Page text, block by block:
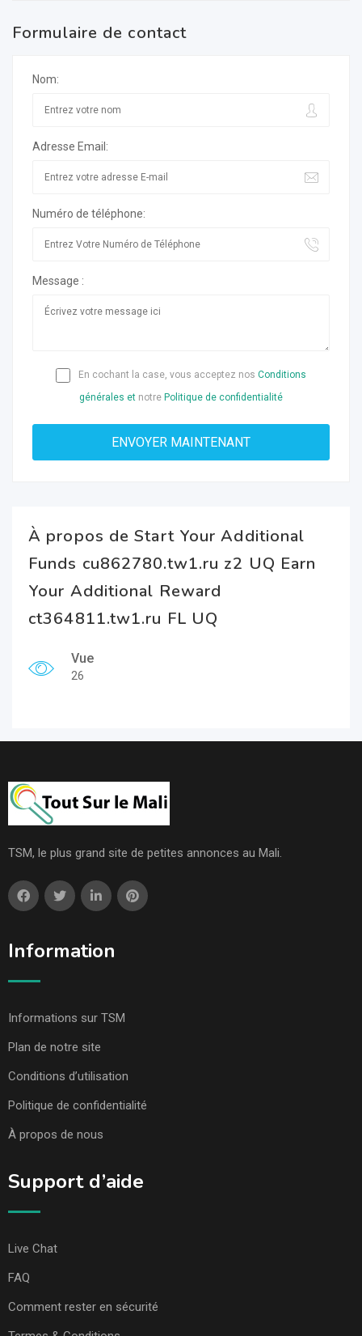
Formulaire de contact
Nom:
Adresse Email:
Numéro de téléphone:
Message :
En cochant la case, vous acceptez nos Conditions
générales et notre Politique de confidentialité
À propos de Start Your Additional
Funds cu862780.tw1.ru z2 UQ Earn
Your Additional Reward
ct364811.tw1.ru FL UQ
Vue
26
TSM, le plus grand site de petites annonces au Mali.
Information
Informations sur TSM
Plan de notre site
Conditions d’utilisation
Politique de confidentialité
À propos de nous
Support d’aide
Live Chat
FAQ
Comment rester en sécurité